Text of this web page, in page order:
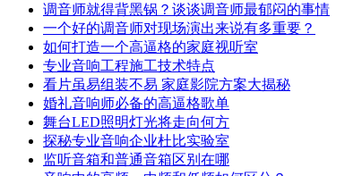
调音师就得背黑锅？谈谈调音师最郁闷的事情
一个好的调音师对现场演出来说有多重要？
如何打造一个高逼格的家庭视听室
专业音响工程施工技术特点
看片虽易组装不易 家庭影院方案大揭秘
婚礼音响师必备的高逼格歌单
舞台LED照明灯光将走向何方
探秘专业音响企业杜比实验室
监听音箱和普通音箱区别在哪